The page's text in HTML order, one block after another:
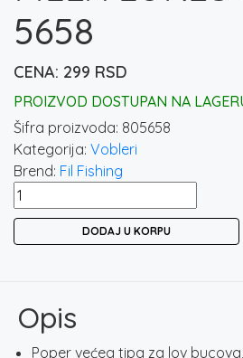
5658
299 RSD
PROIZVOD DOSTUPAN NA
Šifra proizvoda: 805658
Kategorija: Vobleri
Brend: Fil Fishing
FILEX
LURES
DODAJ U KORPU
Opis
Poper većeg tipa za lov